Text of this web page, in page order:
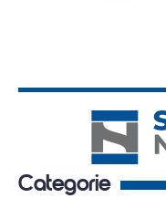
Categorie